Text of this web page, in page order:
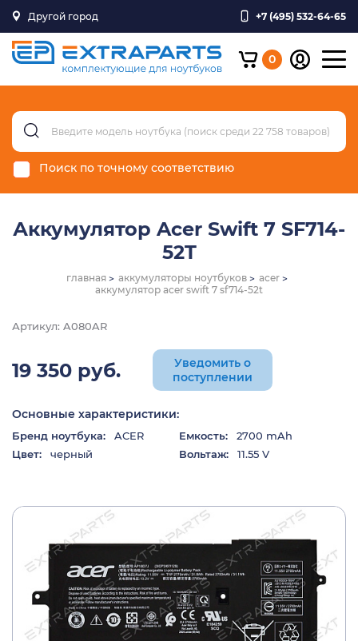
Другой город +7 (495) 532-64-65
0
Поиск по точному соответствию
Аккумулятор Acer Swift 7 SF714-
52T
главная аккумуляторы ноутбуков
acer
аккумулятор acer swift 7 sf714-52t
Артикул: A080AR
19 350 руб.
Уведомить о
поступлении
Основные характеристики:
Бренд ноутбука: ACER Емкость:
2700 mAh
Цвет:
черный Вольтаж: 11.55 V